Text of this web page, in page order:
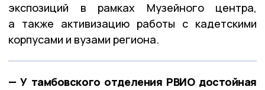
экспозиций в рамках Музейного центра,
а также активизацию работы с кадетскими
корпусами и вузами региона.
— У тамбовского отделения РВИО достойная